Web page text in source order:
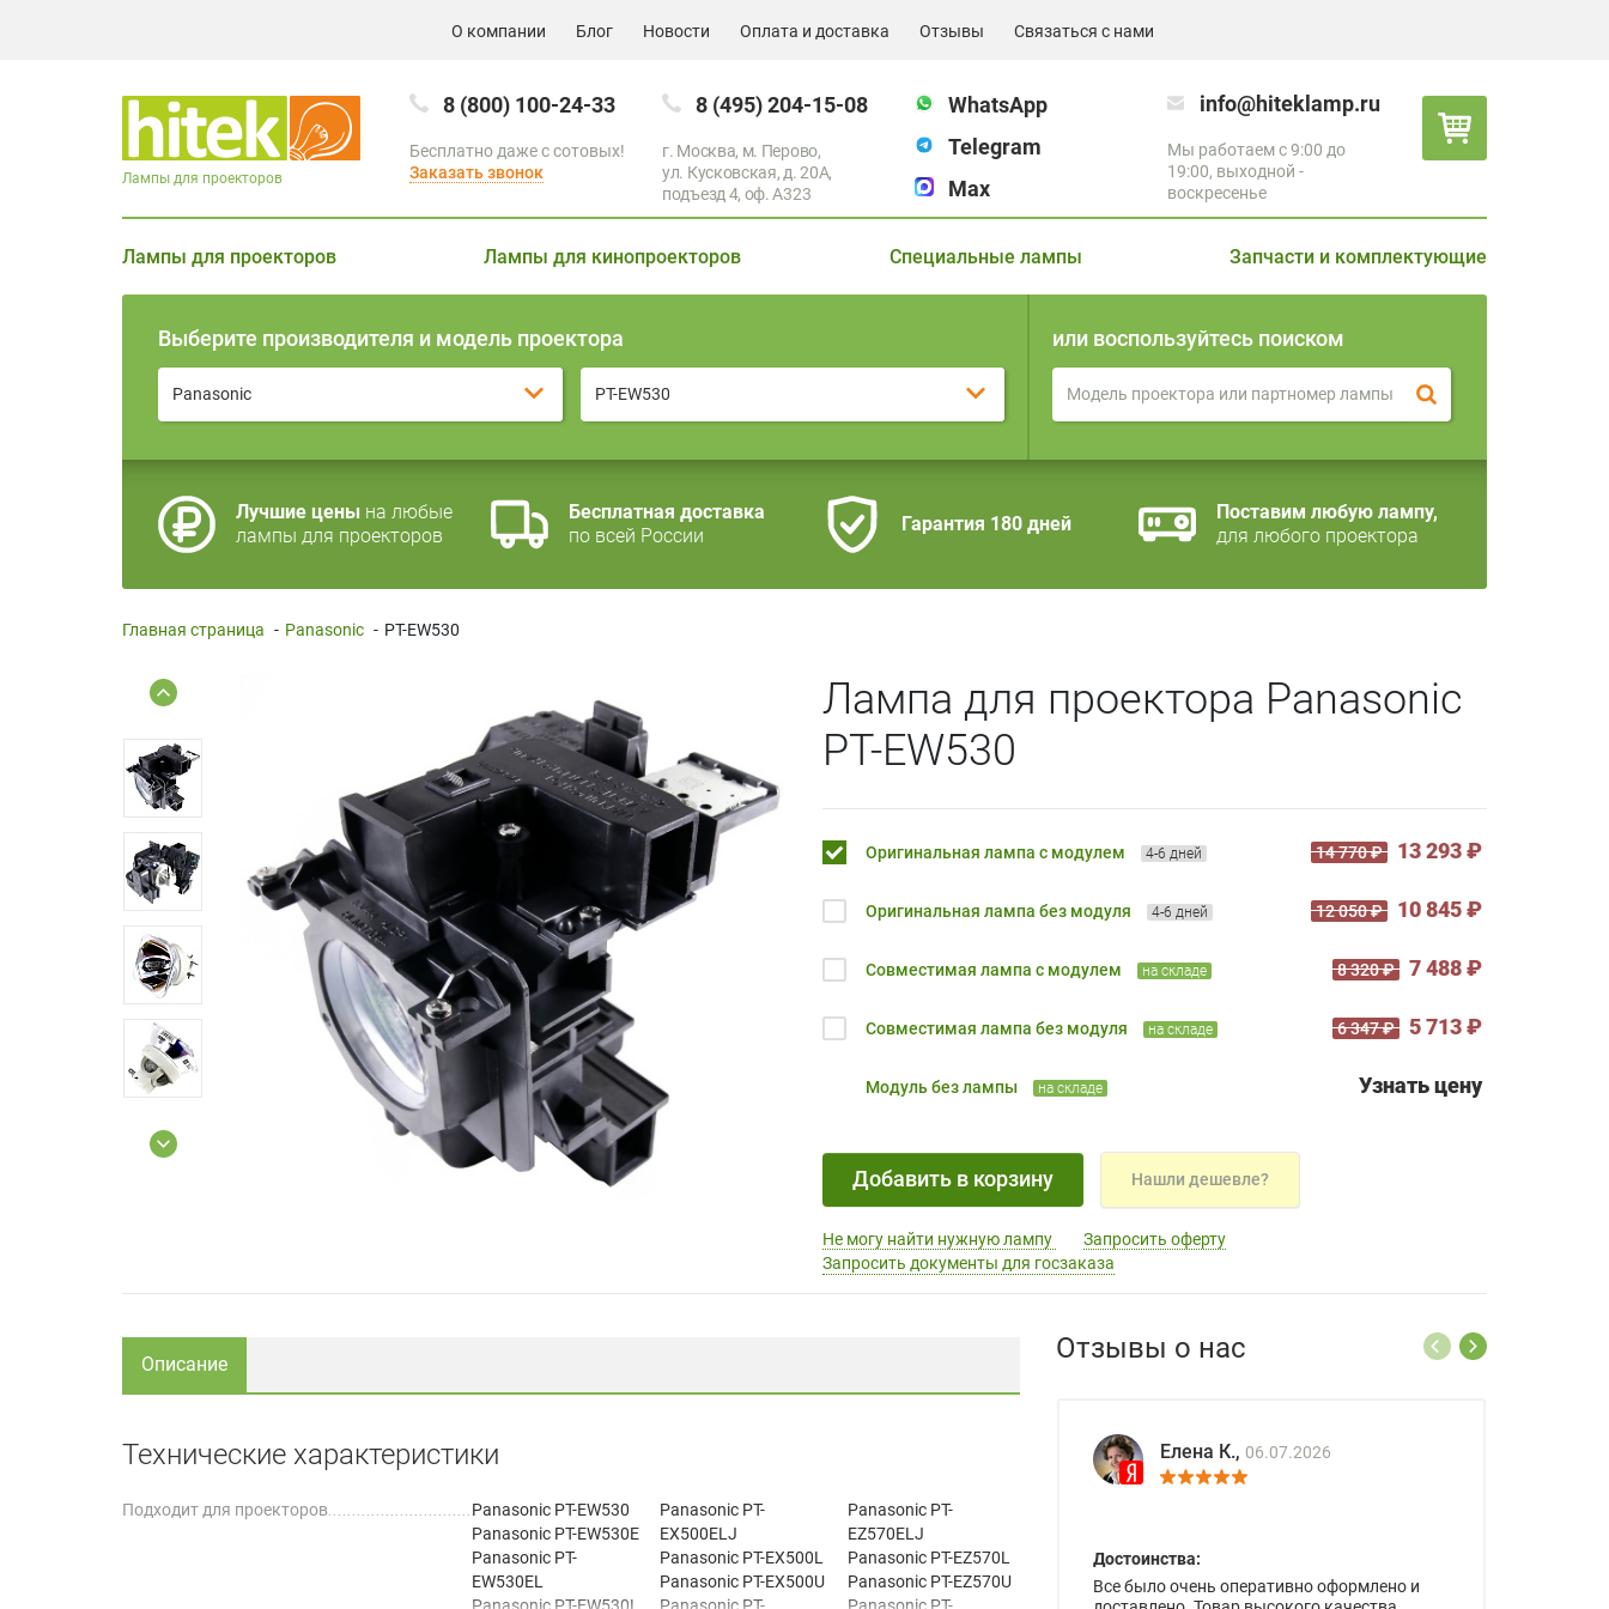
О компании Блог Новости Оплата и доставка Отзывы Связаться с нами
8 (800) 100-24-33
Бесплатно даже с сотовых!
Заказать звонок
8 (495) 204-15-08
г. Москва, м. Перово,
ул. Кусковская, д. 20А,
подъезд 4, оф. A323
WhatsApp
Telegram
Max
info@hiteklamp.ru
Мы работаем с 9:00 до
19:00, выходной -
воскресенье
Лампы для проекторов
Лампы для проекторов Лампы для кинопроекторов Специальные лампы Запчасти и комплектующие
Выберите производителя и модель проектора
Panasonic PT-EW530
или воспользуйтесь поиском
Лучшие цены на любые
лампы для проекторов
Бесплатная доставка
по всей России
Гарантия 180 дней
Поставим любую лампу,
для любого проектора
Главная страница - Panasonic - PT-EW530
Лампа для проектора Panasonic
PT-EW530
Оригинальная лампа с модулем 4-6 дней 14 770 ₽ 13 293 ₽
Оригинальная лампа без модуля 4-6 дней 12 050 ₽ 10 845 ₽
Совместимая лампа с модулем на складе 8 320 ₽ 7 488 ₽
Совместимая лампа без модуля на складе 6 347 ₽ 5 713 ₽
Модуль без лампы на складе Узнать цену
Добавить в корзину Нашли дешевле?
Не могу найти нужную лампу
Запросить оферту
Запросить документы для госзаказа
Отзывы о нас
Елена К., 06.07.2026
Достоинства:
Все было очень оперативно оформлено и
Описание
Технические характеристики
Подходит для проекторов
Panasonic PT-EW530
Panasonic PT-EW530E
Panasonic PT-
EW530EL
Panasonic PT-EW530L
Panasonic PT-
EX500ELJ
Panasonic PT-EX500L
Panasonic PT-EX500U
Panasonic PT-
Panasonic PT-
EZ570ELJ
Panasonic PT-EZ570L
Panasonic PT-EZ570U
Panasonic PT-